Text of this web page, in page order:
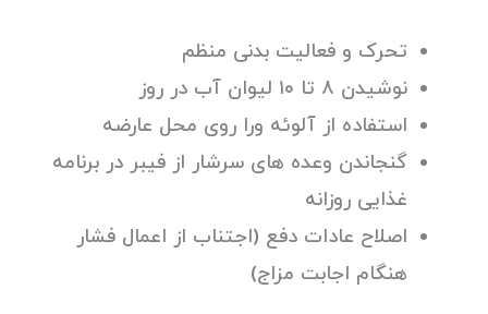
تحرک و فعالیت بدنی منظم
نوشیدن ۸ تا ۱۰ لیوان آب در روز
استفاده از آلوئه ورا روی محل عارضه
گنجاندن وعده های سرشار از فیبر در برنامه
غذایی روزانه
اصلاح عادات دفع (اجتناب از اعمال فشار
هنگام اجابت مزاج)